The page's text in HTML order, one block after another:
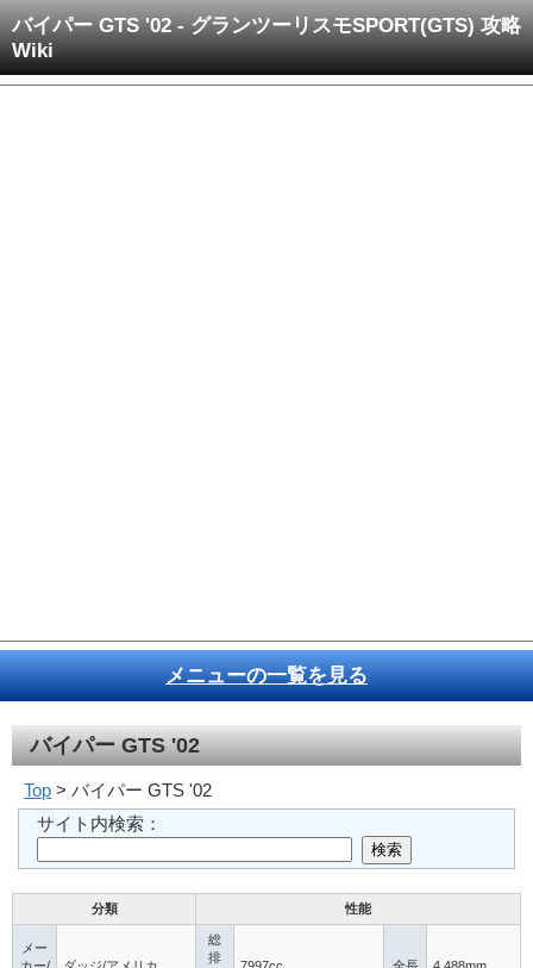
バイパー GTS '02 - グランツーリスモSPORT(GTS) 攻略
Wiki
メニューの一覧を見る
バイパー GTS '02
Top > バイパー GTS '02
サイト内検索：
分類 性能
メー
総
排